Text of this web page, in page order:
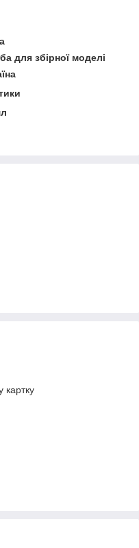
для збірної моделі
картку